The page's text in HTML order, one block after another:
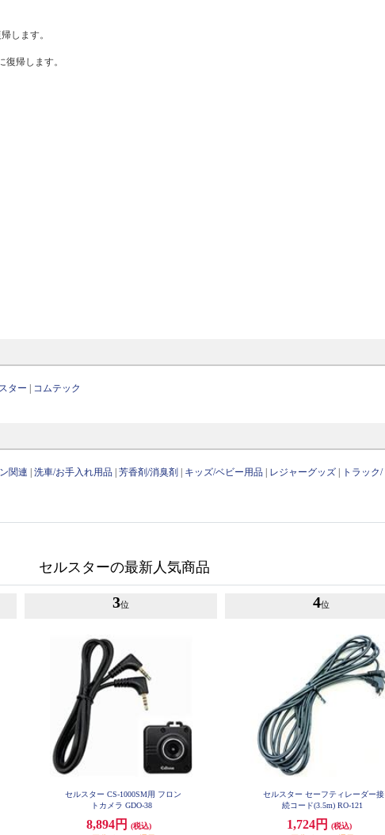
します。
帰します。
ター コムテック
関連 |洗車/お手入れ用品 |芳香剤/消臭剤 キッズ/ベビー用品 レジャーグッズ
トラック/
セルスターの最新人気商品
3位
セルスター CS-1000SM用 フロン
トカメラ GDO-38
8,894円
(税込)
4位
セルスター セーフティレーダー接
続コード(3.5m) RO-121
1,724円
(税込)